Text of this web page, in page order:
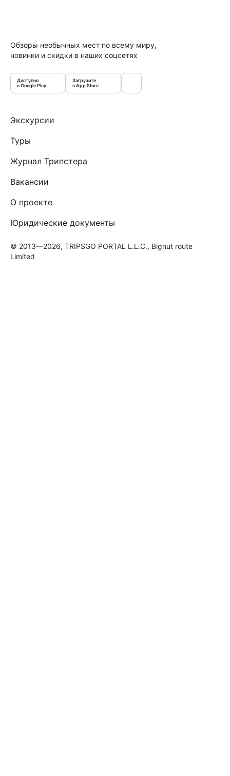
Обзоры необычных мест по всему миру,
новинки и скидки в наших соцсетях
Доступно
в Google Play
Загрузите
в App Store
Экскурсии
Туры
Журнал Трипстера
Вакансии
О проекте
Юридические документы
© 2013—2026, TRIPSGO PORTAL L.L.C., Bignut route
Limited